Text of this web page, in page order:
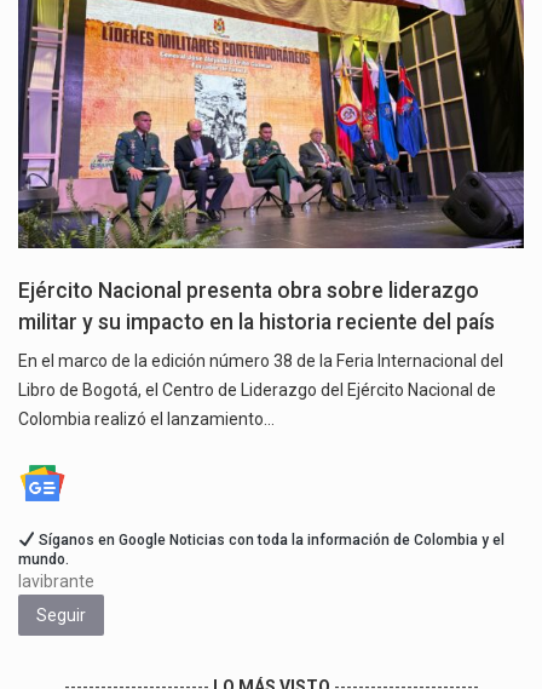
Ejército Nacional presenta obra sobre liderazgo
militar y su impacto en la historia reciente del país
En el marco de la edición número 38 de la Feria Internacional del
Libro de Bogotá, el Centro de Liderazgo del Ejército Nacional de
Colombia realizó el lanzamiento…
Síganos en Google Noticias con toda la información de Colombia y el
mundo.
lavibrante
Seguir